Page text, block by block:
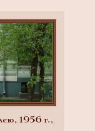
1956 г.,